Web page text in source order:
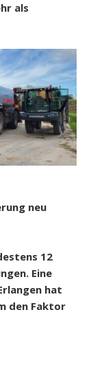
als
neu
12
Eine
hat
den Faktor